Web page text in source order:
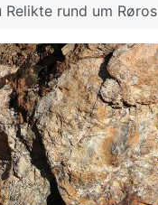
rund um Røros